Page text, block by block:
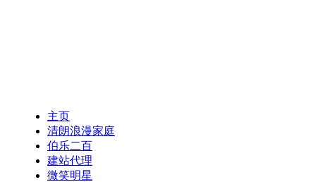
主页
清朗浪漫家庭
伯乐二百
建站代理
微笑明星